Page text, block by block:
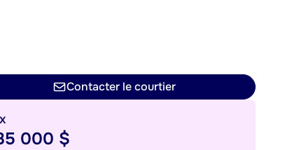
Contacter le courtier
000 $